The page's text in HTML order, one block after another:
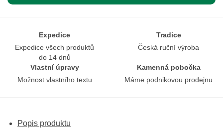
Expedice
Expedice všech produktů
do 14 dnů
Tradice
Česká ruční výroba
Vlastní úpravy
Možnost vlastního textu
Kamenná pobočka
Máme podnikovou prodejnu
Popis produktu